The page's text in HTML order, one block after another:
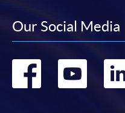
Our Social Media
Go Go